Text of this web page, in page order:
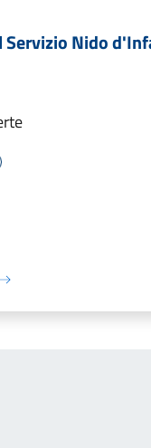
Servizio Nido